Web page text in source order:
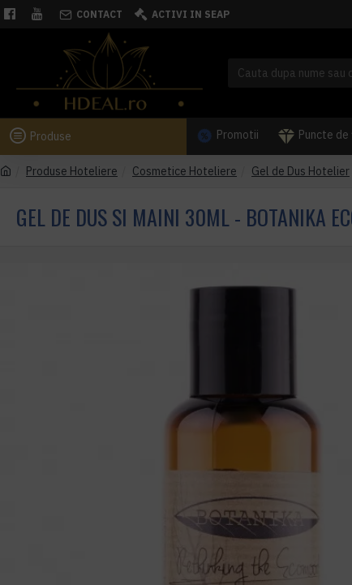
CONTACT ACTIVI IN SEAP
Produse Promotii Puncte
Produse Hoteliere Cosmetice Hoteliere Gel de Dus Hotelier
GEL DE DUS SI MAINI 30ML - BOTANIKA